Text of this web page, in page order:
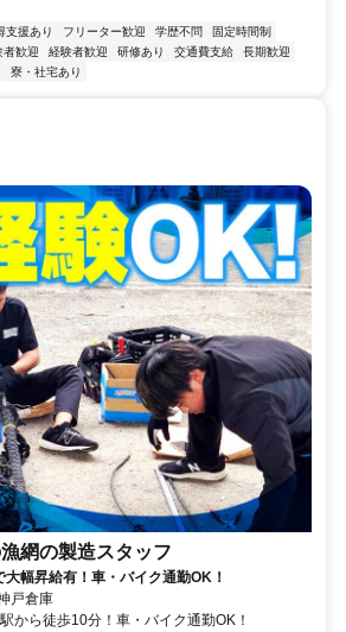
支援あり フリーター歓迎 学歴不問
固定時間制
者歓迎 経験者歓迎 研修あり 交通費支給
長期歓迎
寮・社宅あり
網の製造スタッフ
大幅昇給有！車・バイク通勤OK！
戸倉庫
から徒歩10分！車・バイク通勤OK！